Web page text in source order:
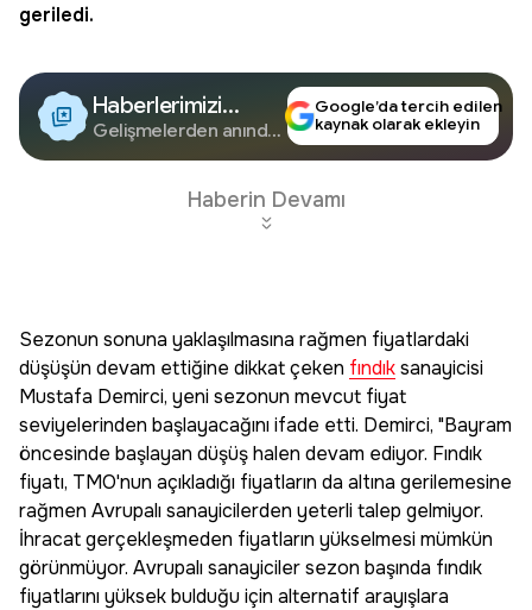
geriledi.
Haberlerimizi
Google'da Takip
Edin
Gelişmelerden anında
Google’da tercih edilen
kaynak olarak ekleyin
Haberin Devamı
Sezonun sonuna yaklaşılmasına rağmen fiyatlardaki
düşüşün devam ettiğine dikkat çeken fındıksanayicisi
Mustafa Demirci, yeni sezonun mevcut fiyat
seviyelerinden başlayacağını ifade etti. Demirci, "Bayram
öncesinde başlayan düşüş halen devam ediyor. Fındık
fiyatı, TMO'nun açıkladığı fiyatların da altına gerilemesine
rağmen Avrupalı sanayicilerden yeterli talep gelmiyor.
İhracat gerçekleşmeden fiyatların yükselmesi mümkün
görünmüyor. Avrupalı sanayiciler sezon başında fındık
fiyatlarını yüksek bulduğu için alternatif arayışlara